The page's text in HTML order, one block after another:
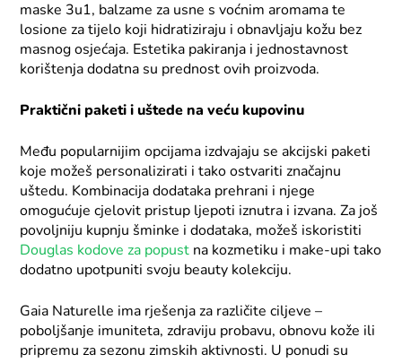
maske 3u1, balzame za usne s voćnim aromama te
losione za tijelo koji hidratiziraju i obnavljaju kožu bez
masnog osjećaja. Estetika pakiranja i jednostavnost
korištenja dodatna su prednost ovih proizvoda.
Praktični paketi i uštede na veću kupovinu
Među popularnijim opcijama izdvajaju se akcijski paketi
koje možeš personalizirati i tako ostvariti značajnu
uštedu. Kombinacija dodataka prehrani i njege
omogućuje cjelovit pristup ljepoti iznutra i izvana. Za još
povoljniju kupnju šminke i dodataka, možeš iskoristiti
Douglas kodove za popust na kozmetiku i make-upi tako
dodatno upotpuniti svoju beauty kolekciju.
Gaia Naturelle ima rješenja za različite ciljeve –
poboljšanje imuniteta, zdraviju probavu, obnovu kože ili
pripremu za sezonu zimskih aktivnosti. U ponudi su